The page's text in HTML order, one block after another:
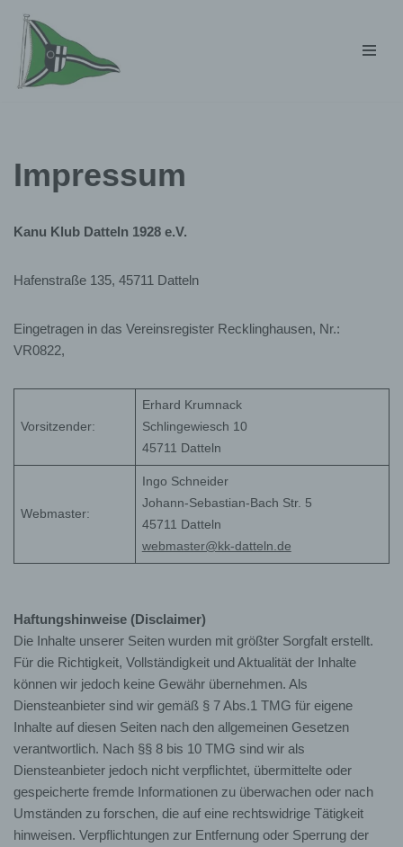
Zum
Inhalt
springen
Impressum
Kanu Klub Datteln 1928 e.V.
Hafenstraße 135, 45711 Datteln
Eingetragen in das Vereinsregister Recklinghausen, Nr.:
VR0822,
Vorsitzender:
Erhard Krumnack
Schlingewiesch 10
45711 Datteln
Webmaster:
Ingo Schneider
Johann-Sebastian-Bach Str. 5
45711 Datteln
webmaster@kk-datteln.de
Haftungshinweise (Disclaimer)
Die Inhalte unserer Seiten wurden mit größter Sorgfalt erstellt.
Für die Richtigkeit, Vollständigkeit und Aktualität der Inhalte
können wir jedoch keine Gewähr übernehmen. Als
Diensteanbieter sind wir gemäß § 7 Abs.1 TMG für eigene
Inhalte auf diesen Seiten nach den allgemeinen Gesetzen
verantwortlich. Nach §§ 8 bis 10 TMG sind wir als
Diensteanbieter jedoch nicht verpflichtet, übermittelte oder
gespeicherte fremde Informationen zu überwachen oder nach
Umständen zu forschen, die auf eine rechtswidrige Tätigkeit
hinweisen. Verpflichtungen zur Entfernung oder Sperrung der